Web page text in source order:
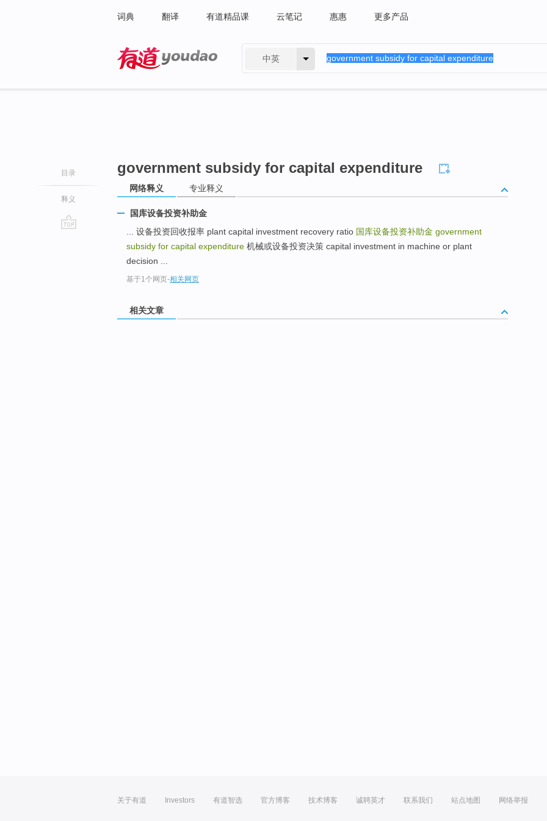
词典 翻译 有道精品课 云笔记 惠惠 更多产品
中英
目录
释义
government subsidy for capital expenditure
网络释义 专业释义
国库设备投资补助金
... 设备投资回收报率 plant capital investment recovery ratio 国库设备投资补助金 government
subsidy for capital expenditure 机械或设备投资决策 capital investment in machine or plant
decision ...
基于1个网页-相关网页
相关文章
关于有道 Investors 有道智选 官方博客 技术博客 诚聘英才 联系我们 站点地图 网络举报